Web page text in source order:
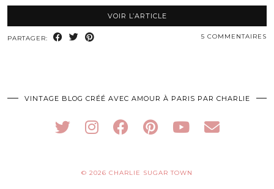
VOIR L’ARTICLE
PARTAGER: 5 COMMENTAIRES
VINTAGE BLOG CRÉÉ AVEC AMOUR À PARIS PAR CHARLIE
© 2026 CHARLIE SUGAR TOWN